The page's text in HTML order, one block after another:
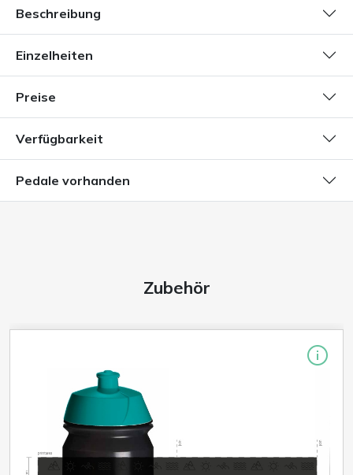
Beschreibung
Einzelheiten
Preise
Verfügbarkeit
Pedale vorhanden
Zubehör